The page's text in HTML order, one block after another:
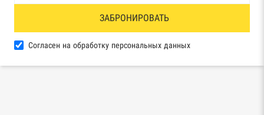
Реестр товарных знаков и знаков обслуживания
Роспатента
ЗАБРОНИРОВАТЬ
Согласен на обработку персональных данных